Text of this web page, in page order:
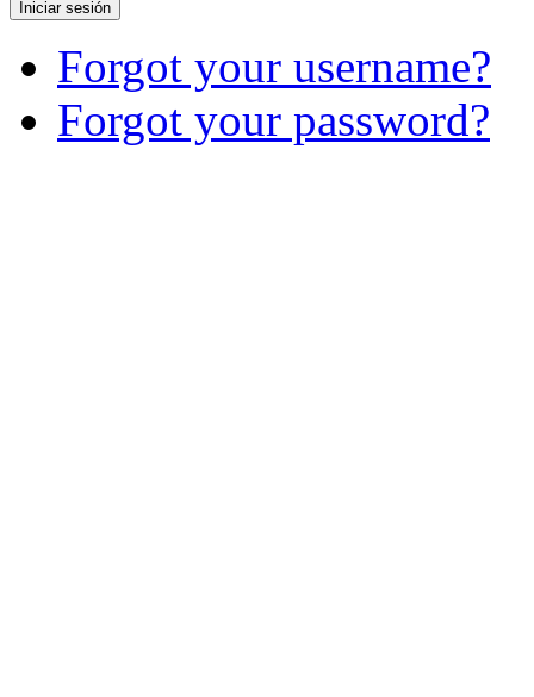
Iniciar sesión
Forgot your username?
Forgot your password?